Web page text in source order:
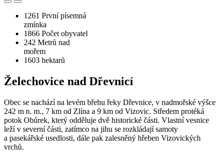
1261 První písemná
zmínka
1866 Počet obyvatel
242 Metrů nad
mořem
1603 hektarů
Želechovice nad Dřevnicí
Obec se nachází na levém břehu řeky Dřevnice, v nadmořské výšce
242 m n. m., 7 km od Zlína a 9 km od Vizovic. Středem protéká
potok Obůrek, který odděluje dvě historické části. Vlastní vesnice
leží v severní části, zatímco na jihu se rozkládají samoty
a pasekářské usedlosti, dále pak zalesněný hřeben Vizovických
vrchů.